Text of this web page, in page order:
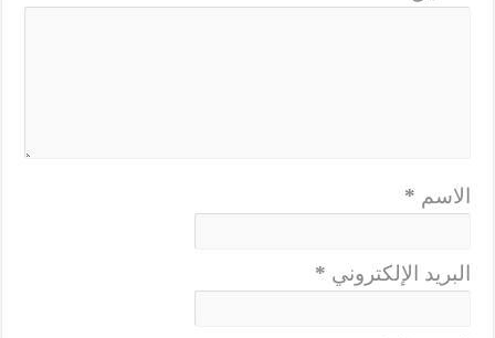
الاسم *
البريد الإلكتروني *